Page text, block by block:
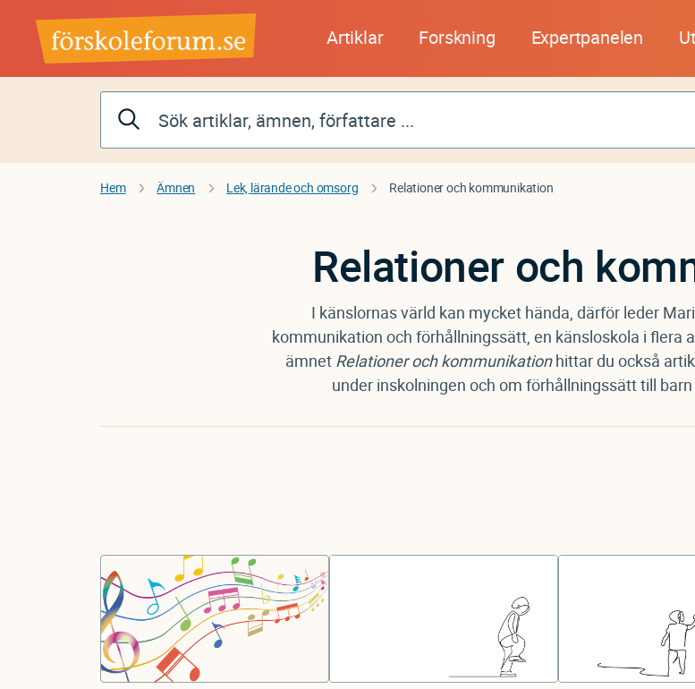
huvudinnehåll
Artiklar Forskning Expertpanelen
Hem Ämnen Lek, lärande och omsorg Relationer och kommunikation
Relationer och
I känslornas värld kan mycket hända, därför leder
kommunikation och förhållningssätt, en känsloskola i flera
ämnet Relationer och kommunikationhittar du också
under inskolningen och om förhållningssätt till